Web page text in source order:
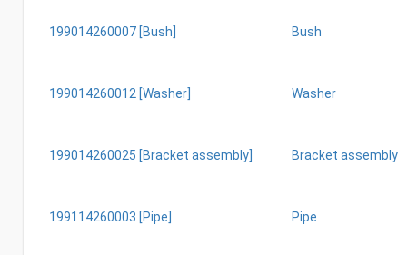
199014260007 [Bush] Bush
199014260012 [Washer] Washer
199014260025 [Bracket assembly] Bracket assembly
199114260003 [Pipe] Pipe